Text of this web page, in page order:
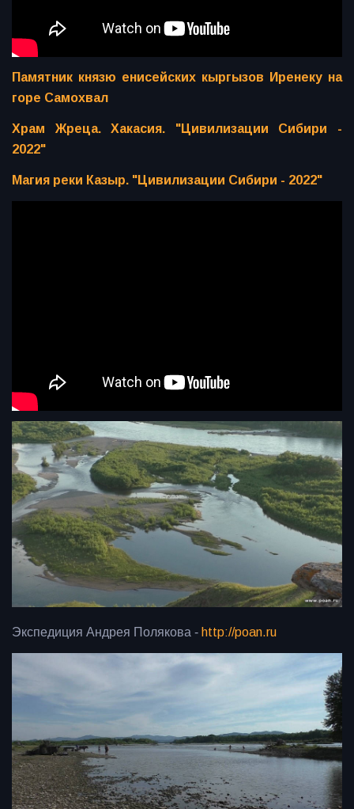
Памятник князю енисейских кыргызов Иренеку на
горе Самохвал
Храм Жреца. Хакасия. "Цивилизации Сибири -
2022"
Магия реки Казыр. "Цивилизации Сибири - 2022"
Экспедиция Андрея Полякова - http://poan.ru